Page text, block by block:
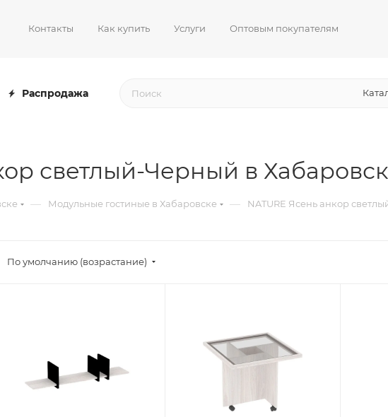
Контакты Как купить Услуги Оптовым покупателям
Распродажа
светлый-Черный в
— Модульные гостиные в Хабаровске — NATURE Ясень анкор
По умолчанию (возрастание)